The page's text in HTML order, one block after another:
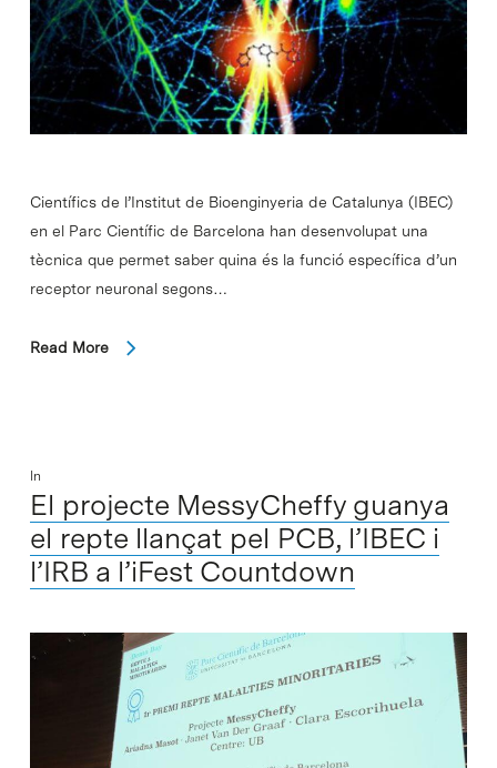
Científics de l’Institut de Bioenginyeria de Catalunya (IBEC)
en el Parc Científic de Barcelona han desenvolupat una
tècnica que permet saber quina és la funció específica d’un
receptor neuronal segons…
Read More
In
El projecte MessyCheffy guanya
el repte llançat pel PCB, l’IBEC i
l’IRB a l’iFest Countdown